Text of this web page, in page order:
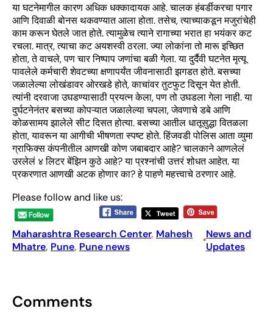
या घटनेमागील कारण अधिक धक्कादायक आहे. चालक हंबर्डीकरचा पगार
आणि दिवाळी बोनस थकवण्यात आला होता. तसेच, त्याच्याकडून मजुरांचेही
काम करून घेतले जात होते. त्यामुळेच त्याने रागाच्या भरात हा भयंकर कट
रचला. मात्र, त्याचा कट अयशस्वी ठरला. ज्या लोकांना तो मारू इच्छित
होता, ते वाचले, पण चार निष्पाप जणांचा बळी गेला. या दुर्दैवी घटनेत मृत्यू
पावलेले कर्मचारी शेवटच्या क्षणापर्यंत जीवनासाठी झगडत होते. बसच्या
जळालेल्या लोखंडावर ओरखडे होते, काचांवर तुटफुट दिसून येत होती.
त्यांनी दरवाजा उघडण्यासाठी प्रयत्न केला, पण तो उघडला गेला नाही. या
दुर्घटनेनंतर बसच्या कोपऱ्यात जळालेल्या चपला, जेवणाचे डबे आणि
कोळसामय झालेले सीट दिसत होत्या. बसच्या आतील धातूसुद्धा वितळला
होता, यावरून या आगीची भीषणता स्पष्ट होते. हिंजवडी पोलिस आता व्युमा
ग्राफिक्स कंपनीतील आणखी कोण जबाबदार आहे? चालकाने आणलेलं
उरलेलं ४ लिटर बेंझिन कुठे आहे? या प्रश्नांची उत्तरं शोधत आहेत. या
प्रकरणात आणखी अटक होणार का? हे पाहणे महत्त्वाचे ठरणार आहे.
Please follow and like us:
Maharashtra Research Center, Mahesh
Mhatre, Pune, Pune news
•News and
Updates
Comments